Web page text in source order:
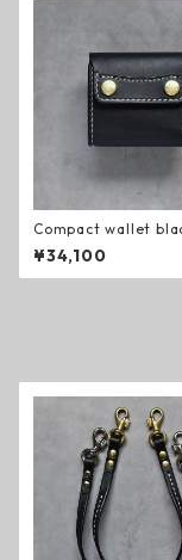
Compact wallet
¥34,100